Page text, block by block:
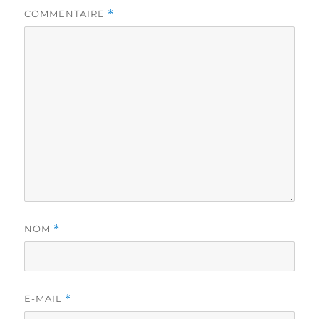
COMMENTAIRE *
NOM *
E-MAIL *